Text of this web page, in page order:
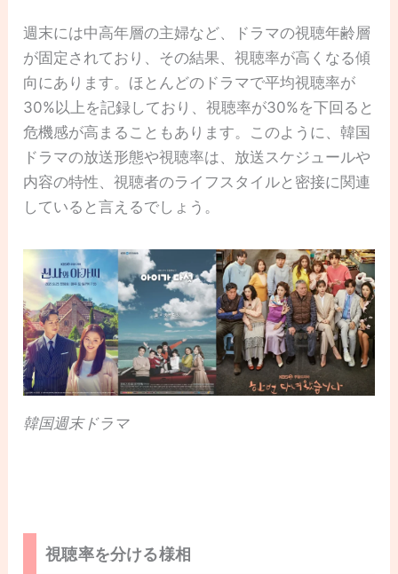
週末には中高年層の主婦など、ドラマの視聴年齢層
が固定されており、その結果、視聴率が高くなる傾
向にあります。ほとんどのドラマで平均視聴率が
30%以上を記録しており、視聴率が30%を下回ると
危機感が高まることもあります。このように、韓国
ドラマの放送形態や視聴率は、放送スケジュールや
内容の特性、視聴者のライフスタイルと密接に関連
していると言えるでしょう。
韓国週末ドラマ
視聴率を分ける様相